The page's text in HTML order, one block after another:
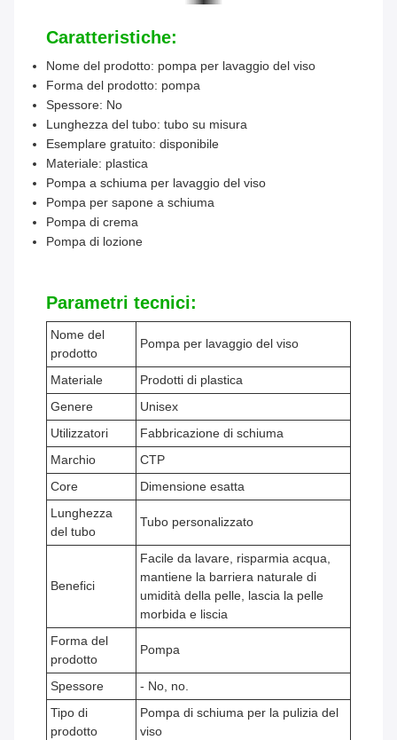
Caratteristiche:
Nome del prodotto: pompa per lavaggio del viso
Forma del prodotto: pompa
Spessore: No
Lunghezza del tubo: tubo su misura
Esemplare gratuito: disponibile
Materiale: plastica
Pompa a schiuma per lavaggio del viso
Pompa per sapone a schiuma
Pompa di crema
Pompa di lozione
Parametri tecnici:
Nome del
prodotto
Pompa per lavaggio del viso
Materiale
Prodotti di plastica
Genere
Unisex
Utilizzatori
Fabbricazione di schiuma
Marchio
CTP
Core
Dimensione esatta
Lunghezza
del tubo
Tubo personalizzato
Benefici
Facile da lavare, risparmia acqua,
mantiene la barriera naturale di
umidità della pelle, lascia la pelle
morbida e liscia
Forma del
prodotto
Pompa
Spessore
- No, no.
Tipo di
prodotto
Pompa di schiuma per la pulizia del
viso